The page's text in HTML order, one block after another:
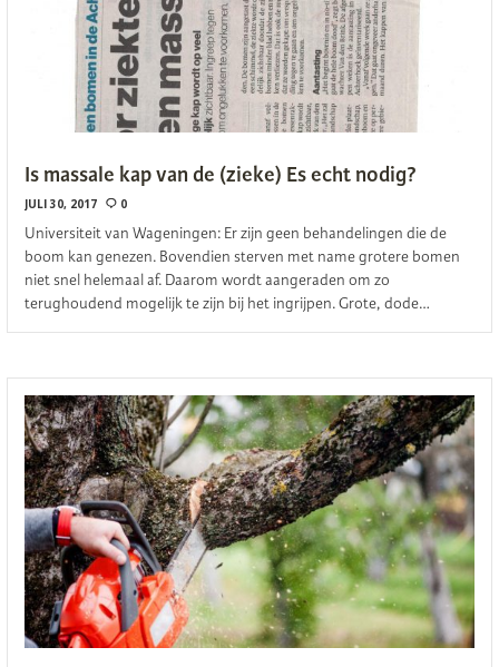
Is massale kap van de (zieke) Es echt nodig?
JULI 30, 2017 0
Universiteit van Wageningen: Er zijn geen behandelingen die de
boom kan genezen. Bovendien sterven met name grotere bomen
niet snel helemaal af. Daarom wordt aangeraden om zo
terughoudend mogelijk te zijn bij het ingrijpen. Grote, dode…